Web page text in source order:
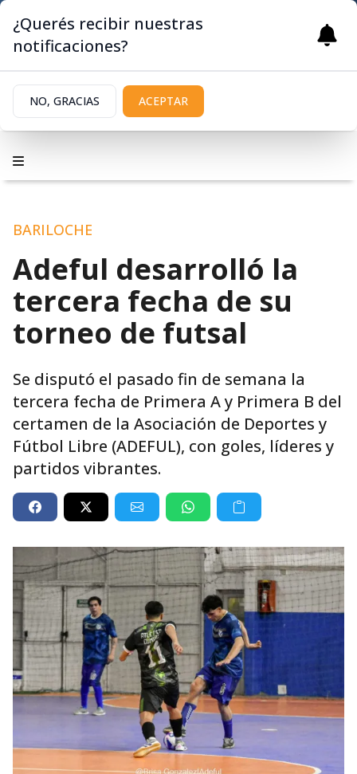
BARILOCHE
Adeful desarrolló la
tercera fecha de su
torneo de futsal
Se disputó el pasado fin de semana la
tercera fecha de Primera A y Primera B del
certamen de la Asociación de Deportes y
Fútbol Libre (ADEFUL), con goles, líderes y
partidos vibrantes.
¿Querés recibir nuestras
notificaciones?
NO, GRACIAS ACEPTAR